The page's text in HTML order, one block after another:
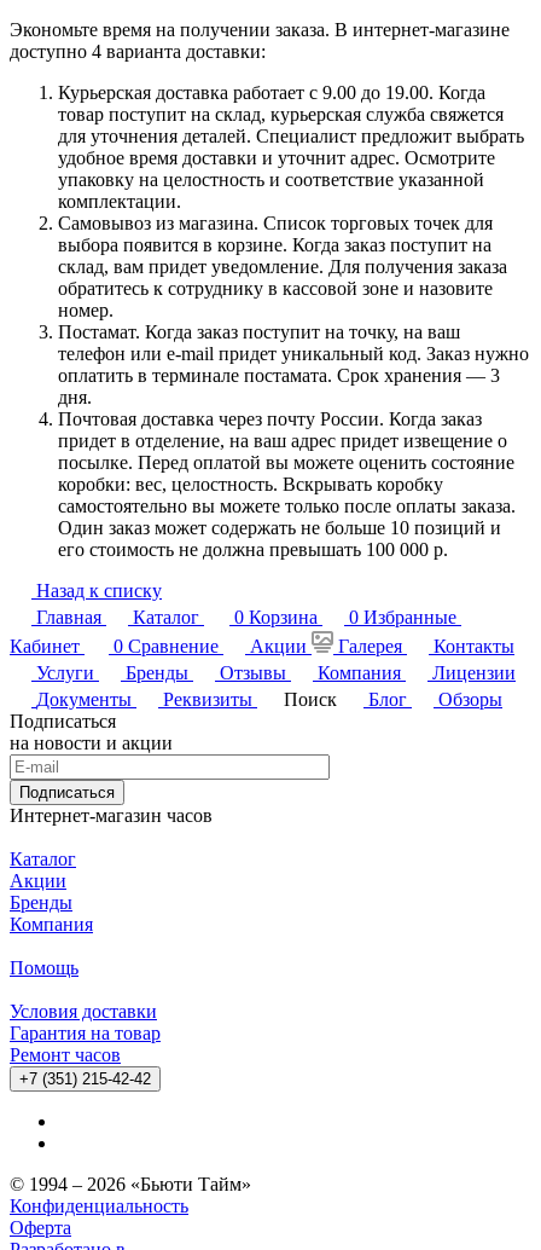
Экономьте время на получении заказа. В интернет-магазине
доступно 4 варианта доставки:
Курьерская доставка работает с 9.00 до 19.00. Когда
товар поступит на склад, курьерская служба свяжется
для уточнения деталей. Специалист предложит выбрать
удобное время доставки и уточнит адрес. Осмотрите
упаковку на целостность и соответствие указанной
комплектации.
Самовывоз из магазина. Список торговых точек для
выбора появится в корзине. Когда заказ поступит на
склад, вам придет уведомление. Для получения заказа
обратитесь к сотруднику в кассовой зоне и назовите
номер.
Постамат. Когда заказ поступит на точку, на ваш
телефон или e-mail придет уникальный код. Заказ нужно
оплатить в терминале постамата. Срок хранения — 3
дня.
Почтовая доставка через почту России. Когда заказ
придет в отделение, на ваш адрес придет извещение о
посылке. Перед оплатой вы можете оценить состояние
коробки: вес, целостность. Вскрывать коробку
самостоятельно вы можете только после оплаты заказа.
Один заказ может содержать не больше 10 позиций и
его стоимость не должна превышать 100 000 р.
Назад к списку
Главная
Каталог 0 Корзина 0 Избранные
Кабинет
0 Сравнение Акции Галерея
Контакты
Услуги
Бренды Отзывы Компания
Лицензии
Документы
Реквизиты Поиск Блог
Обзоры
Подписаться
на новости и акции
Подписаться
Интернет-магазин часов
Каталог
Акции
Бренды
Компания
Помощь
Условия доставки
Гарантия на товар
Ремонт часов
+7 (351) 215-42-42
© 1994 – 2026 «Бьюти Тайм»
Конфиденциальность
Оферта